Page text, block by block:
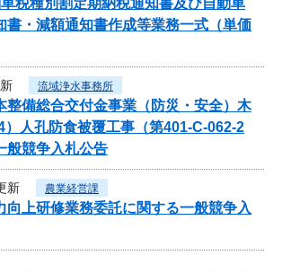
書・減額通知書作成等業務一式（単価
流域浄水事務所
備総合交付金事業（防災・安全）木
人孔防食被覆工事（第401-C-062-2
般競争入札公告
新 農業経営課
向上研修業務委託に関する一般競争入